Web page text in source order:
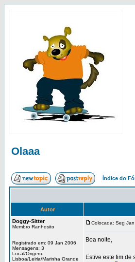
Olaaa
Índice do
Autor
Doggy-Sitter
Membro Ranhosito
Registrado em: 09 Jan 2006
Mensagens: 3
Local/Origem:
Lisboa/Leiria/Marinha Grande
Colocada: Seg
Boa noite,
Estive este fim